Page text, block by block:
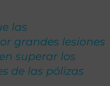
las
grandes lesiones
superar los
de las pólizas